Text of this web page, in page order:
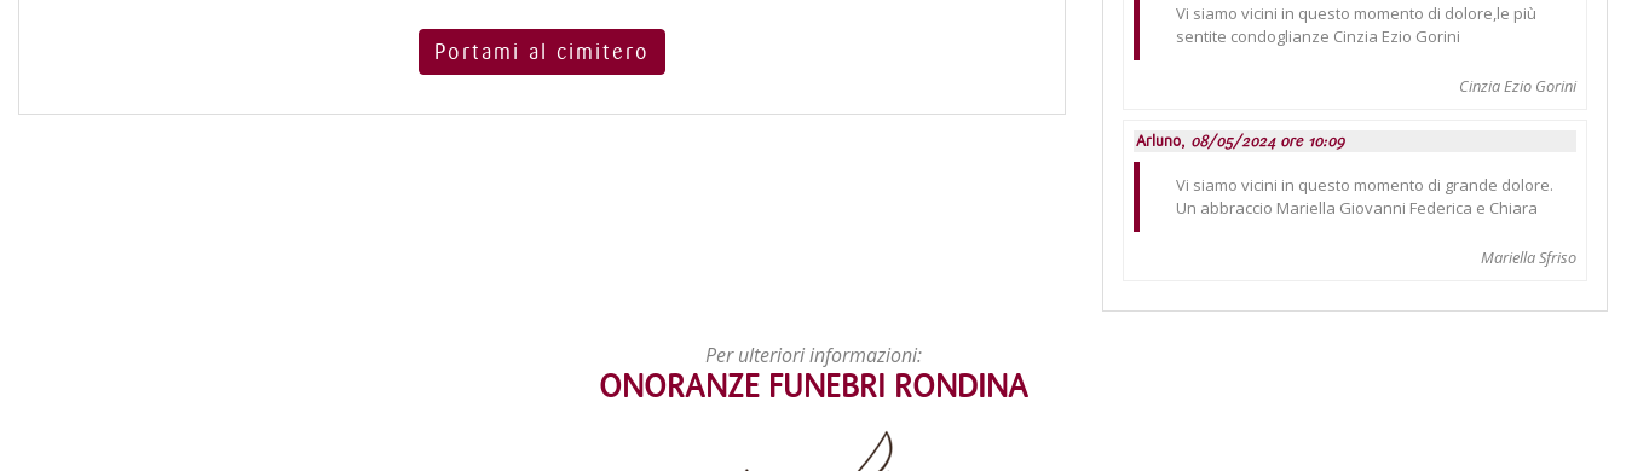
Portami al cimitero
Vi siamo vicini in questo momento di dolore,le più
sentite condoglianze Cinzia Ezio Gorini
Cinzia Ezio Gorini
Arluno, 08/05/2024 ore 10:09
Vi siamo vicini in questo momento di grande dolore.
Un abbraccio Mariella Giovanni Federica e Chiara
Mariella Sfriso
Per ulteriori informazioni:
ONORANZE FUNEBRI RONDINA